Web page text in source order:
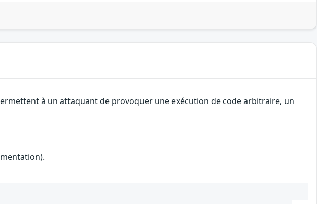
à un attaquant de provoquer une exécution de code arbitraire, un